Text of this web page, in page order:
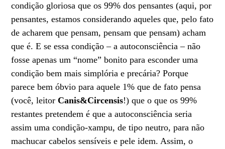
condição gloriosa que os 99% dos pensantes (aqui, por
pensantes, estamos considerando aqueles que, pelo fato
de acharem que pensam, pensam que pensam) acham
que é. E se essa condição – a autoconsciência – não
fosse apenas um “nome” bonito para esconder uma
condição bem mais simplória e precária? Porque
parece bem óbvio para aquele 1% que de fato pensa
(você, leitorCanis&Circensis!) que o que os 99%
restantes pretendem é que a autoconsciência seria
assim uma condição-xampu, de tipo neutro, para não
machucar cabelos sensíveis e pele idem. Assim, o